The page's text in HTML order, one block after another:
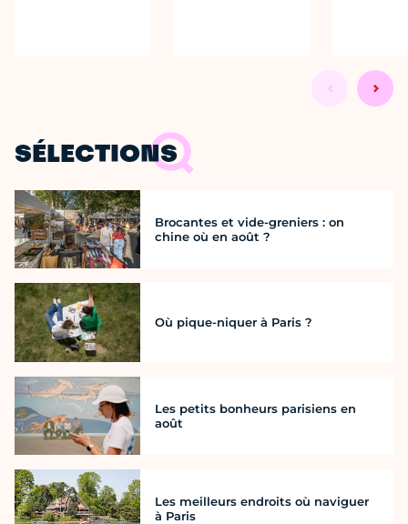
SÉLECTIONS
Brocantes et vide-greniers : on
chine où en août ?
Où pique-niquer à Paris ?
Les petits bonheurs parisiens en
août
Les meilleurs endroits où naviguer
à Paris